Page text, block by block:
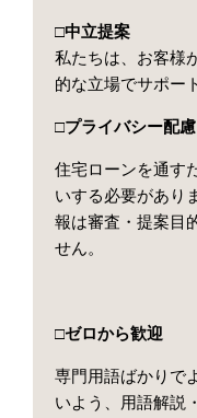
□中立提案
私たちは、お客様
的な立場でサポー
□プライバシー配慮
住宅ローンを通す
いする必要があり
報は審査・提案目
せん。
□ゼロから歓迎
専門用語ばかりで
いよう、用語解説